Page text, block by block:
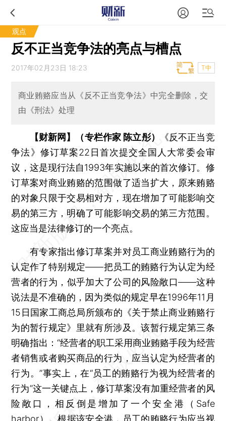
观点
反不正当竞争法的亮点与槽点
2017年02月23日 18:23 T中
商业贿赂应当从《反不正当竞争法》中完全删除，交
由《刑法》处理
【财新网】（专栏作家 陈立彤）
《反不正当竞
争法》修订草案22日首次提交全国人大常委会审
议，这是现行法自1993年实施以来的首次修订。修
订草案对商业贿赂的范围做了适当扩大，原来贿赂
的对象只限于交易相对方，现在增加了可能影响交
易的第三方，明确了可能影响交易的第三方范围。
这应当是法律修订的一个亮点。
有专家指出修订草案并对员工商业贿赂行为的
认定作了特别规定——把员工的贿赂行为认定为经
营者的行为，似乎加大了公司的风险敞口——这种
说法是不准确的，因为类似的规定早在1996年11月
15日国家工商总局所颁布的《关于禁止商业贿赂行
为的暂行规定》里就有所涉及。该暂行规定第三条
明确指出：“经营者的职工采用商业贿赂手段为经营
者销售或者购买商品的行为，应当认定为经营者的
行为。”事实上，在“员工的贿赂行为视为经营者的
行为”这一关键点上，修订草案没有加重经营者的风
险敞口，相反倒是增加了一个安全港（Safe
harbor）。根据该安全港，员工的贿赂行为应当视